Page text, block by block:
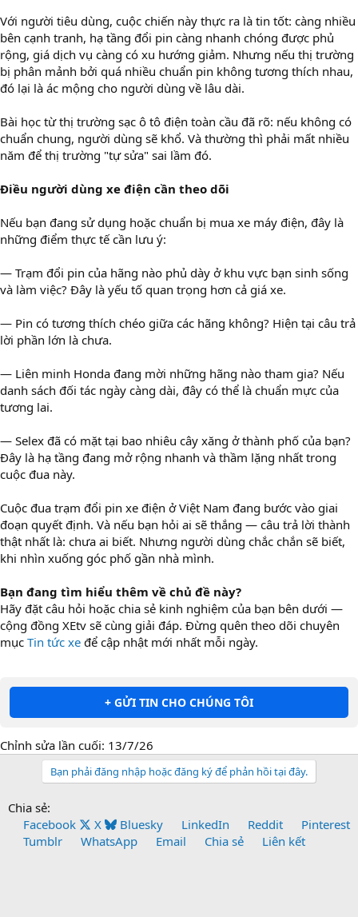
Với người tiêu dùng, cuộc chiến này thực ra là tin tốt: càng nhiều
bên cạnh tranh, hạ tầng đổi pin càng nhanh chóng được phủ
rộng, giá dịch vụ càng có xu hướng giảm. Nhưng nếu thị trường
bị phân mảnh bởi quá nhiều chuẩn pin không tương thích nhau,
đó lại là ác mộng cho người dùng về lâu dài.
Bài học từ thị trường sạc ô tô điện toàn cầu đã rõ: nếu không có
chuẩn chung, người dùng sẽ khổ. Và thường thì phải mất nhiều
năm để thị trường "tự sửa" sai lầm đó.
Điều người dùng xe điện cần theo dõi
Nếu bạn đang sử dụng hoặc chuẩn bị mua xe máy điện, đây là
những điểm thực tế cần lưu ý:
— Trạm đổi pin của hãng nào phủ dày ở khu vực bạn sinh sống
và làm việc? Đây là yếu tố quan trọng hơn cả giá xe.
— Pin có tương thích chéo giữa các hãng không? Hiện tại câu trả
lời phần lớn là chưa.
— Liên minh Honda đang mời những hãng nào tham gia? Nếu
danh sách đối tác ngày càng dài, đây có thể là chuẩn mực của
tương lai.
— Selex đã có mặt tại bao nhiêu cây xăng ở thành phố của bạn?
Đây là hạ tầng đang mở rộng nhanh và thầm lặng nhất trong
cuộc đua này.
Cuộc đua trạm đổi pin xe điện ở Việt Nam đang bước vào giai
đoạn quyết định. Và nếu bạn hỏi ai sẽ thắng — câu trả lời thành
thật nhất là: chưa ai biết. Nhưng người dùng chắc chắn sẽ biết,
khi nhìn xuống góc phố gần nhà mình.
Bạn đang tìm hiểu thêm về chủ đề này?
Hãy đặt câu hỏi hoặc chia sẻ kinh nghiệm của bạn bên dưới —
cộng đồng XEtv sẽ cùng giải đáp. Đừng quên theo dõi chuyên
mục Tin tức xe để cập nhật mới nhất mỗi ngày.
+ GỬI TIN CHO CHÚNG TÔI
Chỉnh sửa lần cuối: 13/7/26
Bạn phải đăng nhập hoặc đăng ký để phản hồi tại đây.
Chia sẻ:
Facebook
X Bluesky LinkedIn Reddit
Pinterest
Tumblr
WhatsApp Email Chia sẻ Liên kết